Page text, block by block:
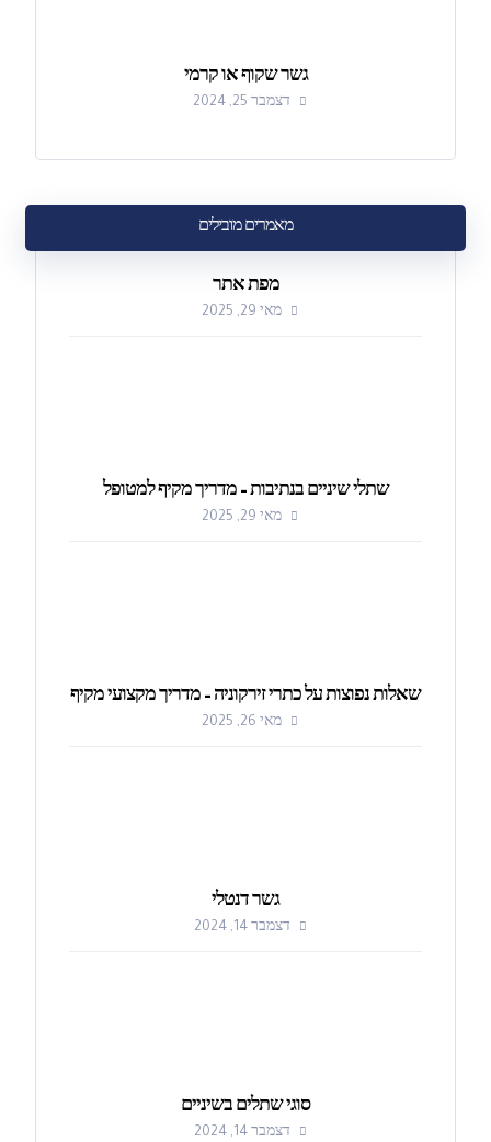
גשר שקוף או קרמי
דצמבר 25, 2024
מאמרים מובילים
מפת אתר
מאי 29, 2025
שתלי שיניים בנתיבות – מדריך מקיף למטופל
מאי 29, 2025
שאלות נפוצות על כתרי זירקוניה – מדריך מקצועי מקיף
מאי 26, 2025
גשר דנטלי
דצמבר 14, 2024
סוגי שתלים בשיניים
דצמבר 14, 2024